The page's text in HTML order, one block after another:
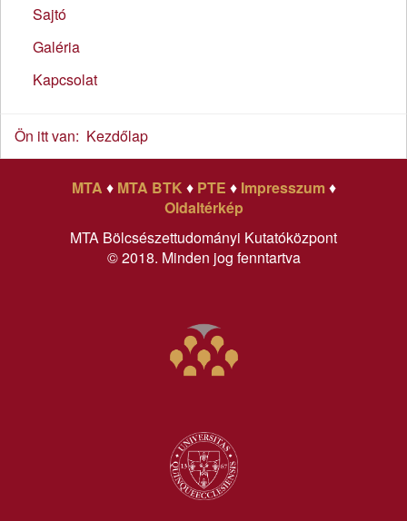
Sajtó
Galéria
Kapcsolat
Ön itt van: Kezdőlap
MTA ♦ MTA BTK ♦ PTE ♦ Impresszum♦
Oldaltérkép
MTA Bölcsészettudományi Kutatóközpont
© 2018. Minden jog fenntartva